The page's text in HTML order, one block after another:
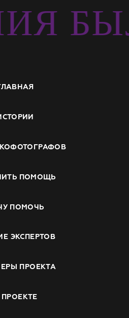
ПОМОЩЬ
ПОМОЧЬ
ЭКСПЕРТОВ
ПРОЕКТА